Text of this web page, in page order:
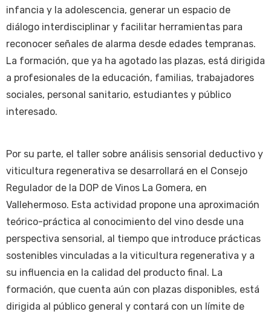
infancia y la adolescencia, generar un espacio de
diálogo interdisciplinar y facilitar herramientas para
reconocer señales de alarma desde edades tempranas.
La formación, que ya ha agotado las plazas, está dirigida
a profesionales de la educación, familias, trabajadores
sociales, personal sanitario, estudiantes y público
interesado.
Por su parte, el taller sobre análisis sensorial deductivo y
viticultura regenerativa se desarrollará en el Consejo
Regulador de la DOP de Vinos La Gomera, en
Vallehermoso. Esta actividad propone una aproximación
teórico-práctica al conocimiento del vino desde una
perspectiva sensorial, al tiempo que introduce prácticas
sostenibles vinculadas a la viticultura regenerativa y a
su influencia en la calidad del producto final. La
formación, que cuenta aún con plazas disponibles, está
dirigida al público general y contará con un límite de